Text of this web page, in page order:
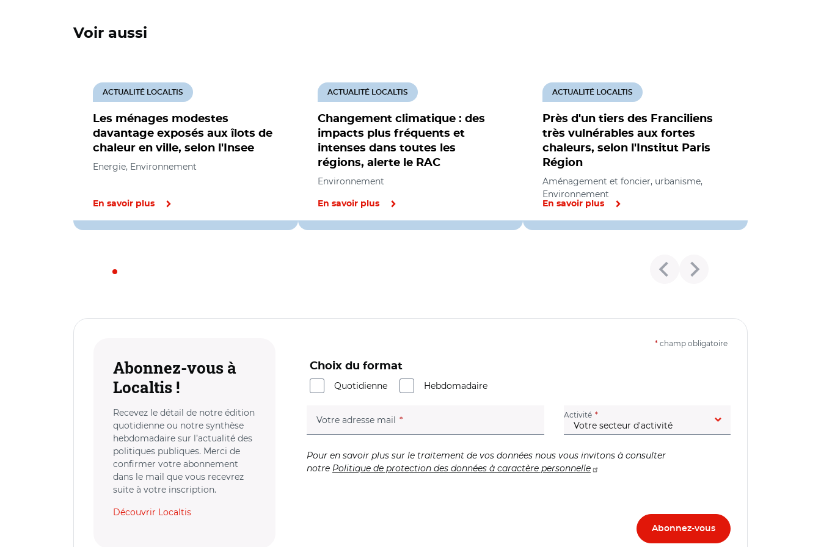
Voir aussi
Les ménages modestes
davantage exposés aux îlots de
chaleur en ville, selon l'Insee
ACTUALITÉ LOCALTIS
Energie, Environnement
En savoir plus
Changement climatique : des
impacts plus fréquents et
intenses dans toutes les
régions, alerte le RAC
ACTUALITÉ LOCALTIS
Environnement
En savoir plus
Près d'un tiers des Franciliens
très vulnérables aux fortes
chaleurs, selon l'Institut Paris
Région
ACTUALITÉ LOCALTIS
Aménagement et foncier, urbanisme,
Environnement
En savoir plus
Abonnez-vous à
Localtis !
Recevez le détail de notre édition
quotidienne ou notre synthèse
hebdomadaire sur l’actualité des
politiques publiques. Merci de
confirmer votre abonnement
dans le mail que vous recevrez
suite à votre inscription.
Découvrir Localtis
* champ obligatoire
Choix du format
Quotidienne
Hebdomadaire
Votre adresse mail (champ obligatoire) Activité (champ obligatoire)
Pour en savoir plus sur le traitement de vos données nous vous invitons à consulter
notre Politique de protection des données à caractère personnelle